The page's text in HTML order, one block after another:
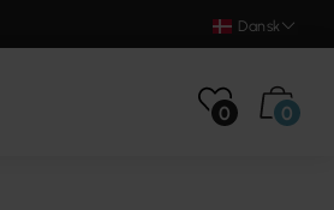
Dansk
0 0